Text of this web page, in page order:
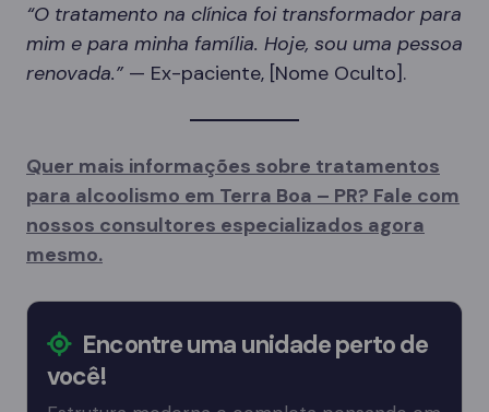
“O tratamento na clínica foi transformador para
mim e para minha família. Hoje, sou uma pessoa
renovada.” — Ex-paciente, [Nome Oculto].
Quer mais informações sobre tratamentos
para alcoolismo em Terra Boa – PR? Fale com
nossos consultores especializados agora
mesmo.
Encontre uma unidade perto de
você!